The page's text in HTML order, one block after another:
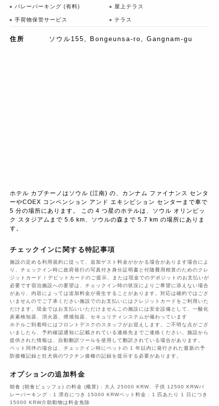
バレーパーキング (有料) 屋上テラス
手荷物保管サービス テラス
住所 ソウル155, Bongeunsa-ro, Gangnam-gu
ホテル カプチーノはソウル (江南) の、カンナム ファイナンス センタ
ーやCOEX コンベンション アンド エキシビション センターまで車で
5 分の場所にあります。 この 4 つ星のホテルは、ソウル オリンピッ
ク スタジアムまで 5.6 km、ソウルの森まで 5.7 km の場所にありま
す。
チェックインに関する特記事項
施設の定める利用規約に従って、追加ゲスト料金がかかる場合があります場合によ
り、チェックイン時に政府発行の写真付き身分証明書と付随費用精算のためのクレ
ジットカード / デビットカードのご提示、または現金でのデポジットのお支払いが
必要です宿泊施設への要望は、チェックイン時の状況によりご希望に添えない場合
があり、内容によっては追加料金が発生することがあります。対応は確約ではござ
いませんのでご了承ください施設でのお支払いにはクレジットカードをご利用いた
だけます。現金ではお支払いいただけませんこの施設には安全設備として、一酸化
炭素検知器、消火器、煙感知器、セキュリティシステムが備わっています
ホテルご到着時にはフロントデスクのスタッフがお迎えします。ご不明な点がござ
いましたら、予約確認通知に記載されている連絡先までご連絡ください。施設から
提供された情報は、自動翻訳ツールを使用して翻訳されている場合があります。
ペット同伴の場合は、チェックイン時にペットの 1 年以内に発行された最新の予
防接種記録と狂犬病のワクチン接種の記録を提示する必要があります。
オプションの追加料金
朝食 (朝食ビュッフェ) の料金 (概算) : 大人 25000 KRW、子供 12500 KRWバ
レーパーキング : 1 滞在につき 15000 KRWペット料金 : 1 匹あたり 1 日につき
15000 KRW介助動物は料金免除